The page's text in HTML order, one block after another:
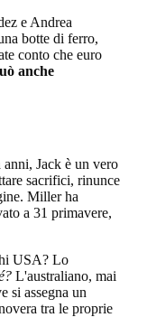
e Andrea
botte di ferro,
conto che euro
anche
Jack è un vero
sacrifici, rinunce
Miller ha
a 31 primavere,
USA? Lo
L'australiano, mai
si assegna un
tra le proprie